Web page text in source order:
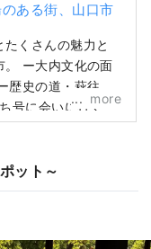
ある街、山口市
くさんの魅力と
。 ー大内文化の面
史の道・萩往還
号に会いに行く ー
む 北は中国山地、
を訪れたら、 思
験してみてくださ
ままに「ぶらり」
more
ット～